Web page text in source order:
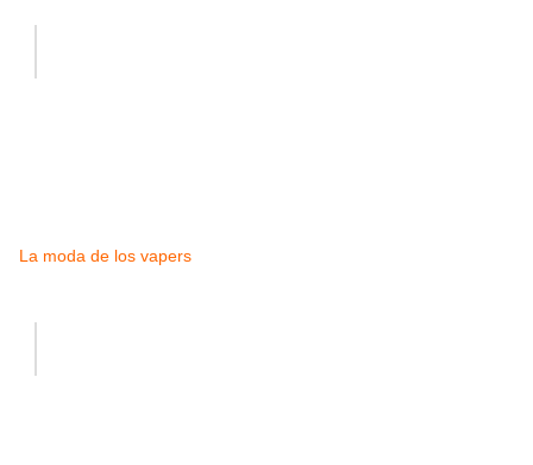
La moda de los vapers